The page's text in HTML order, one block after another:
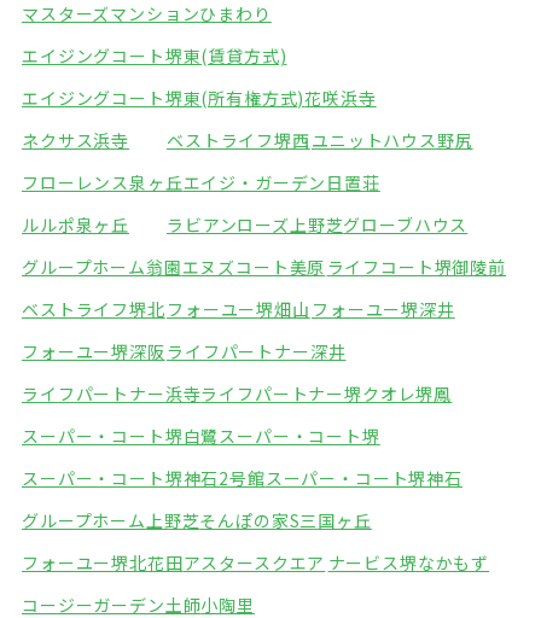
マスターズマンションひまわり
エイジングコート堺東(賃貸方式)
エイジングコート堺東(所有権方式)花咲浜寺
ネクサス浜寺
ベストライフ堺西ユニットハウス野尻
フローレンス泉ヶ丘エイジ・ガーデン日置荘
ルルポ泉ヶ丘
ラビアンローズ上野芝グローブハウス
グループホーム翁園エヌズコート美原 ライフコート堺御陵前
ベストライフ堺北 フォーユー堺畑山 フォーユー堺深井
フォーユー堺深阪ライフパートナー深井
ライフパートナー浜寺ライフパートナー堺クオレ堺鳳
スーパー・コート堺白鷺スーパー・コート堺
スーパー・コート堺神石2号館スーパー・コート堺神石
グループホーム上野芝そんぽの家S三国ヶ丘
フォーユー堺北花田アスタースクエア ナービス堺なかもず
コージーガーデン土師小陶里